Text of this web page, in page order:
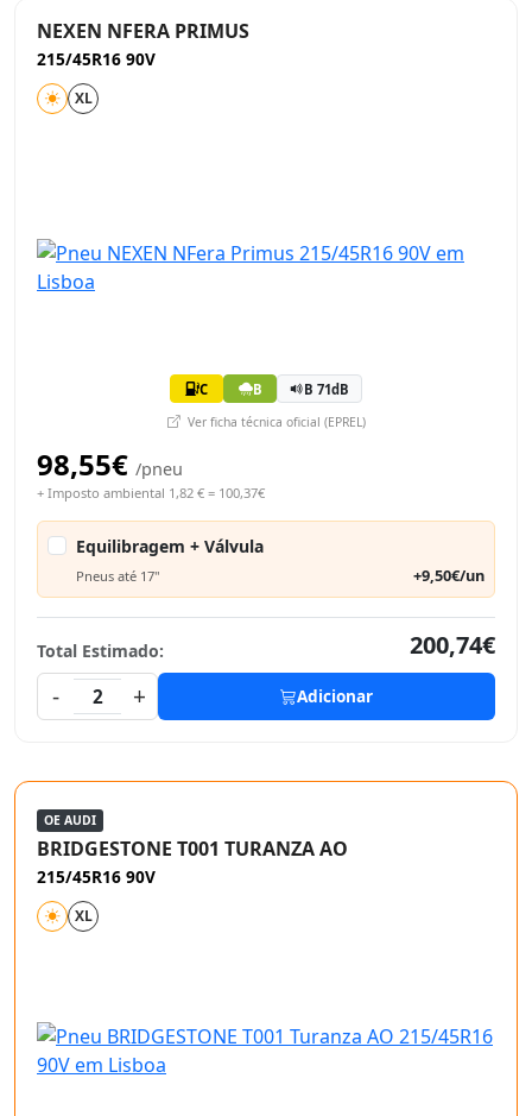
NEXEN NFERA PRIMUS
215/45R16 90V
XL
C B B 71dB
Ver ficha técnica oficial (EPREL)
98,55€ /pneu
+ Imposto ambiental 1,82 € = 100,37€
Equilibragem + Válvula
Pneus até 17" +9,50€/un
Total Estimado:
200,74€
-
2 + Adicionar
OE AUDI
BRIDGESTONE T001 TURANZA AO
215/45R16 90V
XL